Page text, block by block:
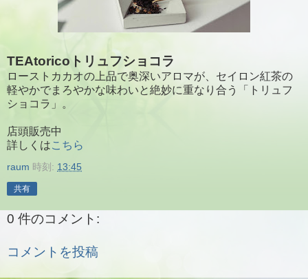
TEAtoricoトリュフショコラ
ローストカカオの上品で奥深いアロマが、セイロン紅茶の
軽やかでまろやかな味わいと絶妙に重なり合う「トリュフ
ショコラ」。
店頭販売中
詳しくはこちら
raum 時刻: 13:45
共有
0 件のコメント:
コメントを投稿